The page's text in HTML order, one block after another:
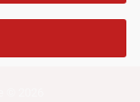
2026